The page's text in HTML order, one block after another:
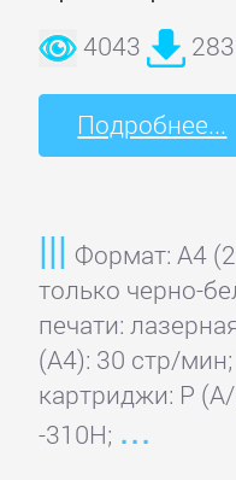
4043
Подробнее...
Формат: A4
только черно-
печати:
(А4): 30 стр/
картриджи: P
-310H;